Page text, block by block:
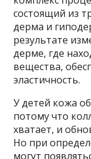
состоящий из
дерма и
результате
дерме, где
вещества,
эластичность.
У детей кожа
потому что
хватает, и
Но при
могут